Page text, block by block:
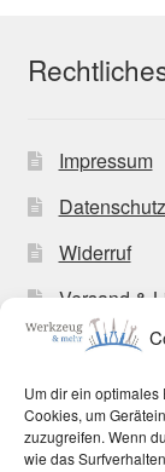
Um dir ein
Cookies, um
zuzugreifen. Wenn
wie das
Impressum
Widerruf
Versand &
Allgemeine
Cookie-